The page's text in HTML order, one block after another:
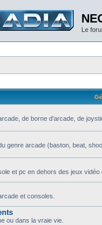
Le
de borne d'arcade, de
genre arcade (baston, beat,
et pc en dehors des jeux
et consoles.
ou dans la vraie vie.